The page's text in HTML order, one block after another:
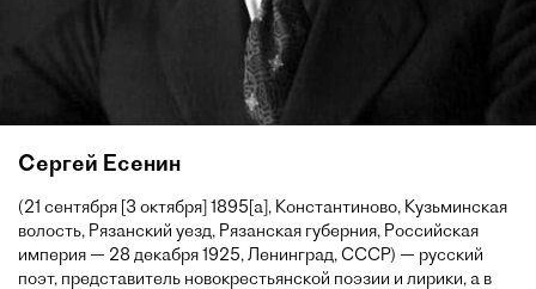
Сергей Есенин
(21 сентября [3 октября] 1895[a], Константиново, Кузьминская
волость, Рязанский уезд, Рязанская губерния, Российская
империя — 28 декабря 1925, Ленинград, СССР) — русский
поэт, представитель новокрестьянской поэзии и лирики, а в